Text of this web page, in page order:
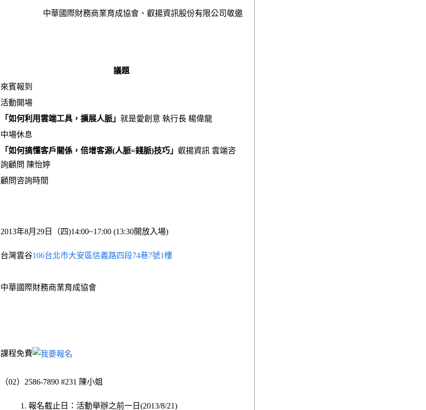
中華國際財務商業育成協會、叡揚資訊股份有限公司敬邀
議題
來賓報到
活動開場
「如何利用雲端工具，擴展人脈」 就是愛創意 執行長 楊偉龍
中場休息
「如何搞懂客戶關係，倍增客源(人脈=錢脈)技巧」 叡揚資訊 雲端咨
詢顧問 陳怡婷
顧問咨詢時間
2013年8月29日（四)14:00~17:00 (13:30開放入場)
台灣雲谷106台北市大安區信義路四段74巷7號1樓
中華國際財務商業育成協會
課程免費
（02）2586-7890 #231 陳小姐
報名截止日：活動舉辦之前一日(2013/8/21)